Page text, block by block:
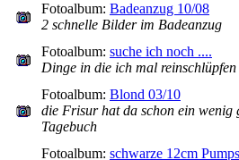
Fotoalbum: Badeanzug 10/08
2 schnelle Bilder im Badeanzug
Fotoalbum: suche ich noch ....
Dinge in die ich mal
Fotoalbum: Blond 03/10
die Frisur hat da schon ein wenig
Tagebuch
Fotoalbum: schwarze 12cm